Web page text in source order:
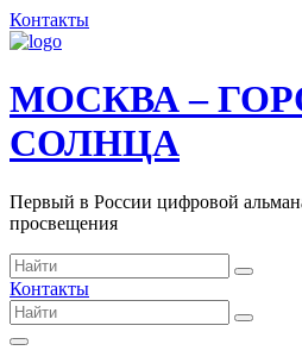
Контакты
МОСКВА –
СОЛНЦА
Первый в России цифровой
просвещения
Контакты